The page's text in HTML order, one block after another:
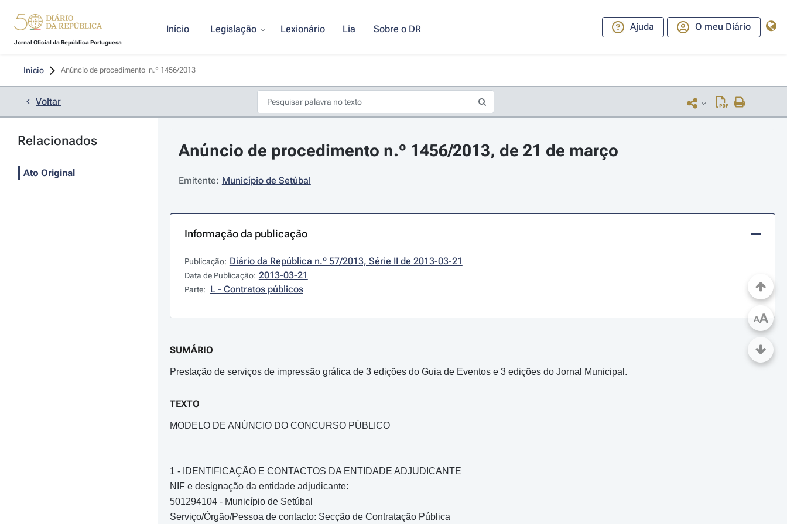
Jornal Oficial da República Portuguesa
Início Legislação Lexionário Lia Sobre o DR Ajuda O meu Diário
Início Anúncio de procedimento  n.º 1456/2013
Voltar
Relacionados
Ato Original
Anúncio de procedimento n.º 1456/2013, de 21 de março
Emitente: Município de Setúbal
Informação da publicação
Publicação: Diário da República n.º 57/2013, Série II de 2013-03-21
Data de Publicação: 2013-03-21
Parte: L - Contratos públicos
SUMÁRIO
Prestação de serviços de impressão gráfica de 3 edições do Guia de Eventos e 3 edições do Jornal Municipal.
TEXTO
MODELO DE ANÚNCIO DO CONCURSO PÚBLICO
1 - IDENTIFICAÇÃO E CONTACTOS DA ENTIDADE ADJUDICANTE
NIF e designação da entidade adjudicante:
501294104 - Município de Setúbal
Serviço/Órgão/Pessoa de contacto: Secção de Contratação Pública
AA